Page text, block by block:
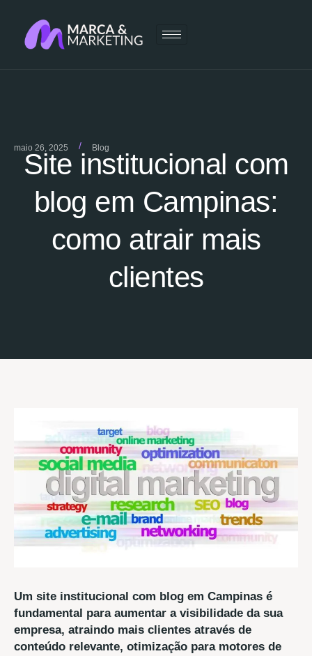
maio 26, 2025 / Blog
Site institucional com
blog em Campinas:
como atrair mais
clientes
Um site institucional com blog em Campinas é
fundamental para aumentar a visibilidade da sua
empresa, atraindo mais clientes através de
conteúdo relevante, otimização para motores de